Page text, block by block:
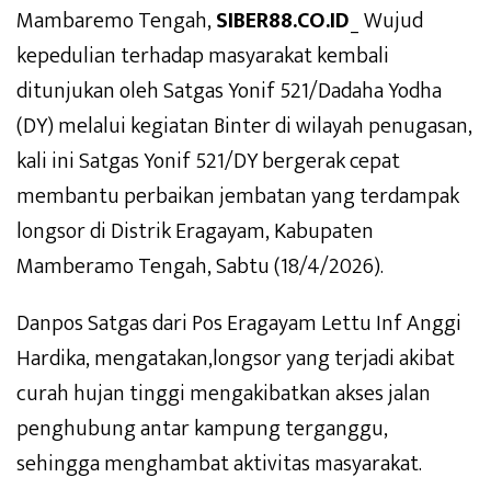
Mambaremo Tengah,SIBER88.CO.ID _ Wujud
kepedulian terhadap masyarakat kembali
ditunjukan oleh Satgas Yonif 521/Dadaha Yodha
(DY) melalui kegiatan Binter di wilayah penugasan,
kali ini Satgas Yonif 521/DY bergerak cepat
membantu perbaikan jembatan yang terdampak
longsor di Distrik Eragayam, Kabupaten
Mamberamo Tengah, Sabtu (18/4/2026).
Danpos Satgas dari Pos Eragayam Lettu Inf Anggi
Hardika, mengatakan,longsor yang terjadi akibat
curah hujan tinggi mengakibatkan akses jalan
penghubung antar kampung terganggu,
sehingga menghambat aktivitas masyarakat.